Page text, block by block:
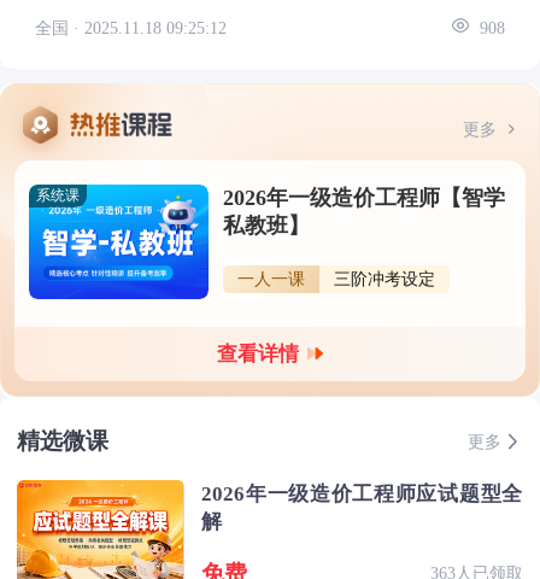
全国 · 2025.11.18 09:25:12 908
更多
系统课
2026年一级造价工程师【智学
私教班】
一人一课 三阶冲考设定
查看详情
精选微课 更多
2026年一级造价工程师应试题型全
解
免费 363人已领取